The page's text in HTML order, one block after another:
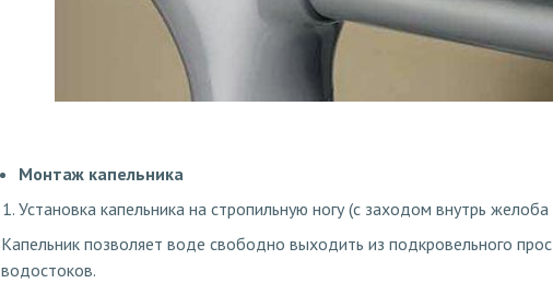
Монтаж капельника
Установка капельника на стропильную ногу (с заходом внутрь
Капельник позволяет воде свободно выходить из подкровельного
водостоков.